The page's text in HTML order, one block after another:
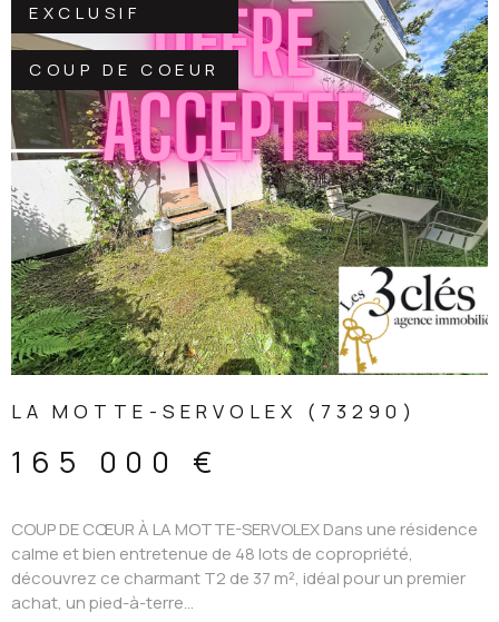
EXCLUSIF
COUP DE COEUR
LA MOTTE-SERVOLEX (73290)
165 000 €
COUP DE CŒUR À LA MOTTE-SERVOLEX Dans une résidence
calme et bien entretenue de 48 lots de copropriété,
découvrez ce charmant T2 de 37 m², idéal pour un premier
achat, un pied-à-terre...